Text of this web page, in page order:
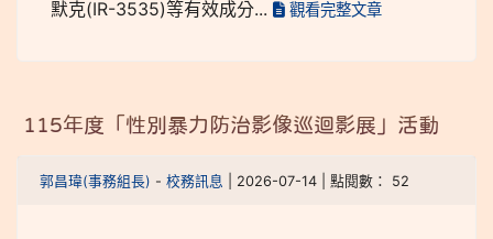
默克(IR-3535)等有效成分...
觀看完整文章
115年度「性別暴力防治影像巡迴影展」活動
郭昌瑋(事務組長) - 校務訊息 | 2026-07-14 | 點閱數： 52